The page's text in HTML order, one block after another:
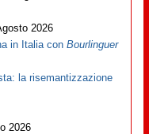
2026
in Italia conBourlinguer
la risemantizzazione
2026